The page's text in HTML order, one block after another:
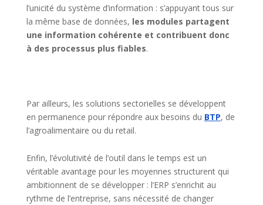
l’unicité du système d’information : s’appuyant tous sur
la même base de données, les modules partagent
une information cohérente et contribuent donc
à des processus plus fiables.
Par ailleurs, les solutions sectorielles se développent
en permanence pour répondre aux besoins du BTP, de
l’agroalimentaire ou du retail.
Enfin, l’évolutivité de l’outil dans le temps est un
véritable avantage pour les moyennes structurent qui
ambitionnent de se développer : l’ERP s’enrichit au
rythme de l’entreprise, sans nécessité de changer